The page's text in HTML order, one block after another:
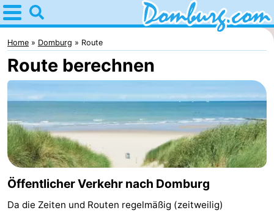
Home
Domburg
Tipps
kindern
Webcam
Webcam
Webcam
Strand
Übernachten
Home Domburg Route
Route berechnen
Öffentlicher Verkehr nach Domburg
Da die Zeiten und Routen regelmäßig (zeitweilig)